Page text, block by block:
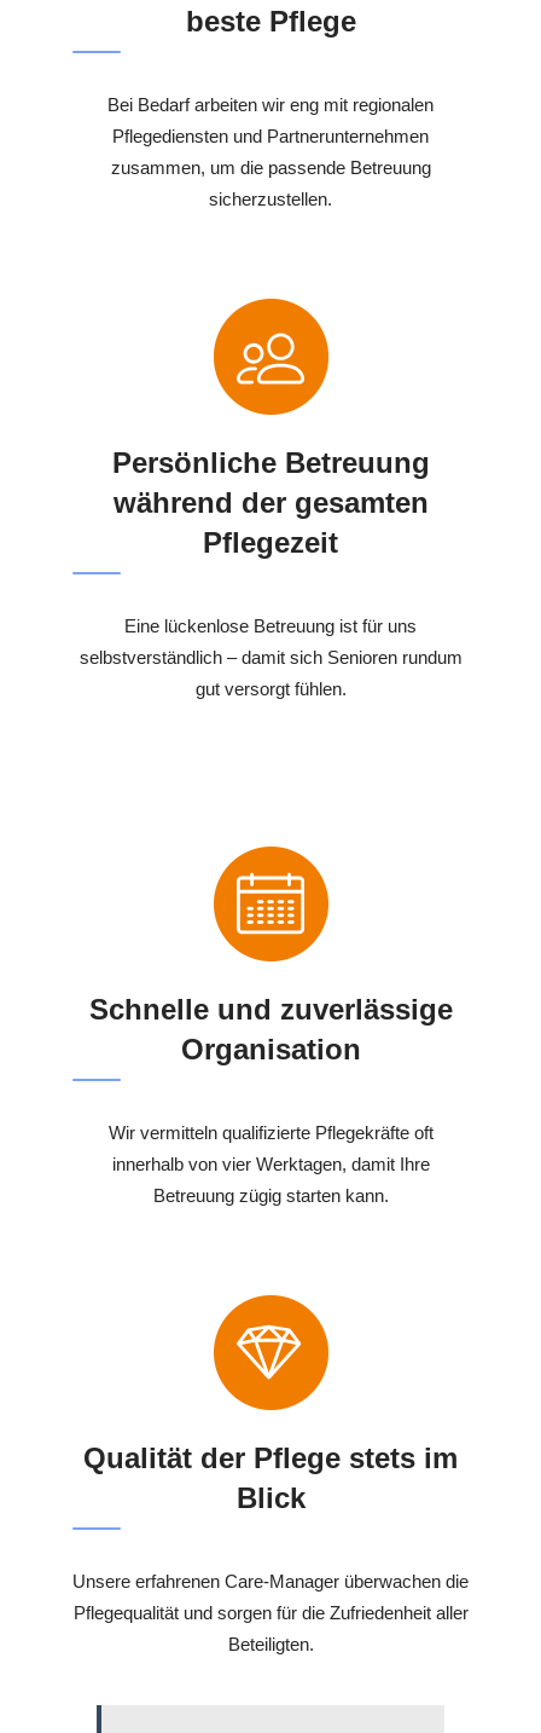
beste Pflege
Bei Bedarf arbeiten wir eng mit regionalen
Pflegediensten und Partnerunternehmen
zusammen, um die passende Betreuung
sicherzustellen.
Persönliche Betreuung
während der gesamten
Pflegezeit
Eine lückenlose Betreuung ist für uns
selbstverständlich – damit sich Senioren rundum
gut versorgt fühlen.
Schnelle und zuverlässige
Organisation
Wir vermitteln qualifizierte Pflegekräfte oft
innerhalb von vier Werktagen, damit Ihre
Betreuung zügig starten kann.
Qualität der Pflege stets im
Blick
Unsere erfahrenen Care-Manager überwachen die
Pflegequalität und sorgen für die Zufriedenheit aller
Beteiligten.